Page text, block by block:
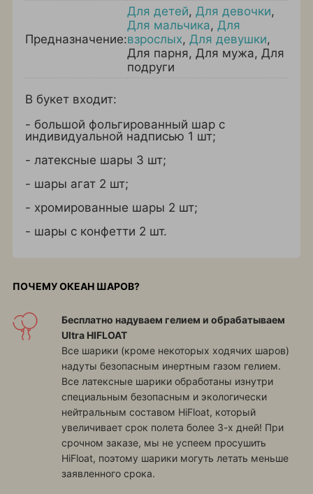
Предназначение:
Для детей, Для девочки,
Для мальчика, Для
взрослых, Для девушки,
Для парня, Для мужа, Для
подруги
В букет входит:
- большой фольгированный шар с
индивидуальной надписью 1 шт;
- латексные шары 3 шт;
- шары агат 2 шт;
- хромированные шары 2 шт;
- шары с конфетти 2 шт.
ПОЧЕМУ ОКЕАН ШАРОВ?
Бесплатно надуваем гелием и обрабатываем
Ultra HIFLOAT
Все шарики (кроме некоторых ходячих шаров)
надуты безопасным инертным газом гелием.
Все латексные шарики обработаны изнутри
специальным безопасным и экологически
нейтральным составом HiFloat, который
увеличивает срок полета более 3-х дней! При
срочном заказе, мы не успеем просушить
HiFloat, поэтому шарики могуть летать меньше
заявленного срока.